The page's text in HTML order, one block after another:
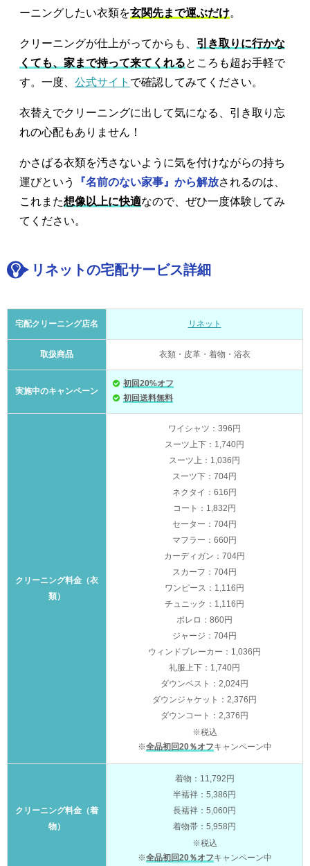
ーニングしたい衣類を玄関先まで運ぶだけ。
クリーニングが仕上がってからも、 引き取りに行かな
くても、家まで持って来てくれるところも超お手軽で
す。一度、 公式サイト で確認してみてください。
衣替えでクリーニングに出して気になる、引き取り忘
れの心配もありません！
かさばる衣類を汚さないように気を付けながらの持ち
運びという
『名前のない家事』から解放されるのは、
これまた想像以上に快適なので、ぜひ一度体験してみ
てください。
リネットの宅配サービス詳細
宅配クリーニング店名 リネット
取扱商品 衣類・皮革・着物・浴衣
実施中のキャンペーン
初回20%オフ
初回送料無料
クリーニング料金（衣
類）
ワイシャツ：396円
スーツ上下：1,740円
スーツ上：1,036円
スーツ下：704円
ネクタイ：616円
コート：1,832円
セーター：704円
マフラー：660円
カーディガン：704円
スカーフ：704円
ワンピース：1,116円
チュニック：1,116円
ボレロ：860円
ジャージ：704円
ウィンドブレーカー：1,036円
礼服上下：1,740円
ダウンベスト：2,024円
ダウンジャケット：2,376円
ダウンコート：2,376円
※税込
※全品初回20％オフキャンペーン中
クリーニング料金（着
物）
着物：11,792円
半襦袢：5,386円
長襦袢：5,060円
着物帯：5,958円
※税込
※全品初回20％オフキャンペーン中